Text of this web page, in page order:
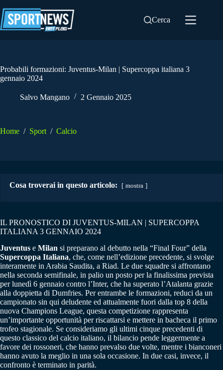
al
contenuto
Cerca
Probabili formazioni: Juventus-Milan | Supercoppa italiana 3
gennaio 2024
Salvo Mangano 2 Gennaio 2025
Home / Sport / Calcio
Cosa troverai in questo articolo: mostra
IL PRONOSTICO DI JUVENTUS-MILAN | SUPERCOPPA
ITALIANA 3 GENNAIO 2024
Juventus e Milan si preparano al debutto nella “Final Four” della
Supercoppa Italiana, che, come nell’edizione precedente, si svolge
interamente in Arabia Saudita, a Riad. Le due squadre si affrontano
nella seconda semifinale, in palio un posto per la finalissima prevista
per lunedì 6 gennaio contro l’Inter, che ha superato l’Atalanta grazie
alla doppietta di Dumfries. Per entrambe le formazioni, reduci da un
campionato sin qui deludente ed attualmente fuori dalla top 8 della
nuova Champions League, questa competizione rappresenta
un’importante opportunità per riscattarsi e mettere in bacheca il primo
trofeo stagionale. Se consideriamo gli ultimi cinque precedenti di
questo classico del calcio italiano, il bilancio pende leggermente a
favore dei rossoneri, che hanno prevalso due volte, mentre i bianconeri
hanno avuto la meglio in una sola occasione. In due casi, invece, il
confronto è terminato in parità.